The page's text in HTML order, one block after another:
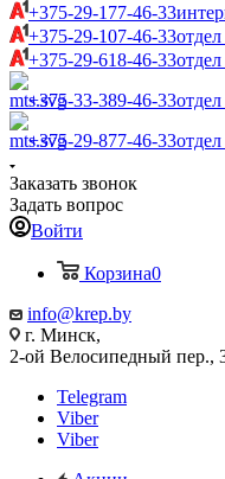
+375-29-177-46-33
+375-29-107-46-33
+375-29-618-46-33
+375-33-389-46-33
+375-29-877-46-33
Заказать звонок
Задать вопрос
Войти
Корзина0
info@krep.by
г. Минск,
2-ой Велосипедный пер.,
Telegram
Viber
Viber